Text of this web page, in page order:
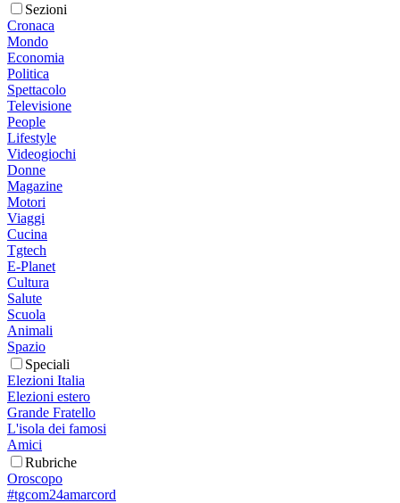
Sezioni
Cronaca
Mondo
Economia
Politica
Spettacolo
Televisione
People
Lifestyle
Videogiochi
Donne
Magazine
Motori
Viaggi
Cucina
Tgtech
E-Planet
Cultura
Salute
Scuola
Animali
Spazio
Speciali
Elezioni Italia
Elezioni estero
Grande Fratello
L'isola dei famosi
Amici
Rubriche
Oroscopo
#tgcom24amarcord